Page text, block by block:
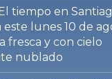
tiempo en
este lunes 10 de
fresca y con cielo
nublado